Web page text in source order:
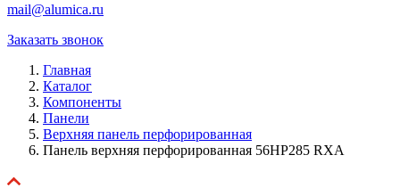
mail@alumica.ru
Заказать звонок
Главная
Каталог
Компоненты
Панели
Верхняя панель перфорированная
Панель верхняя перфорированная 56HP285 RXA